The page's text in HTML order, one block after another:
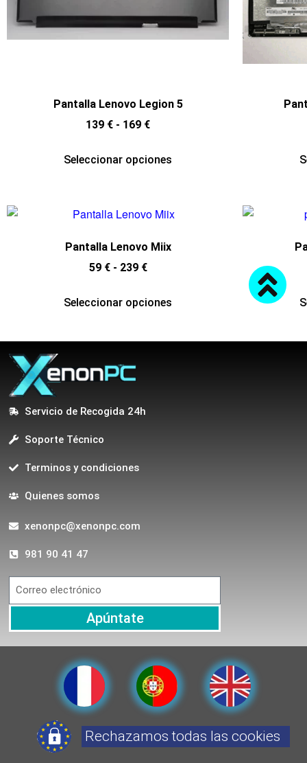
Pantalla Lenovo Legion 5
139 € - 169 €
Seleccionar opciones
Pantalla Lenovo Miix
59 € - 239 €
Seleccionar opciones
Servicio de Recogida 24h
Soporte Técnico
Terminos y condiciones
Quienes somos
xenonpc@xenonpc.com
981 90 41 47
Apúntate
Rechazamos todas las cookies